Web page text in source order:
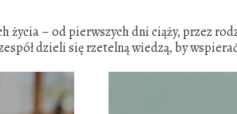
życia – od pierwszych dni ciąży, przez
dzieli się rzetelną wiedzą, by